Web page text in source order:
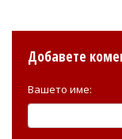
Добавете
Вашето име: